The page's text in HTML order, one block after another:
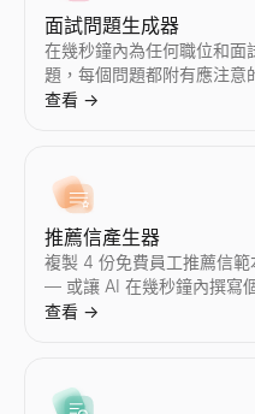
電子郵件主旨行測試工具
免費測試您的電子郵件主旨
電子郵件垃圾郵件檢查器
免費電子郵件垃圾郵件檢
查看 →
企業情報快照
即時生成B2B企業情報快照
相似公司查找器
即時尋找與您最佳客戶類
查看 →
面試問題生成器
在幾秒鐘內為任何職位和面
題，每個問題都附有應注意
查看 →
推薦信產生器
複製 4 份免費員工推薦信
— 或讓 AI 在幾秒鐘內撰寫
查看 →